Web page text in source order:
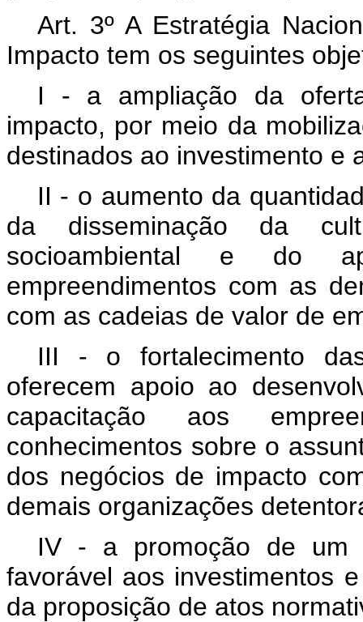
Art. 3º A Estratégia
Impacto tem os seguintes
I - a ampliação da
impacto, por meio da
destinados ao investimento e
II - o aumento da
da disseminação da
socioambiental e do
empreendimentos com as
com as cadeias de valor de
III - o fortalecimento
oferecem apoio ao
capacitação aos
conhecimentos sobre o
dos negócios de impacto
demais organizações
IV - a promoção de um
favorável aos investimentos
da proposição de atos